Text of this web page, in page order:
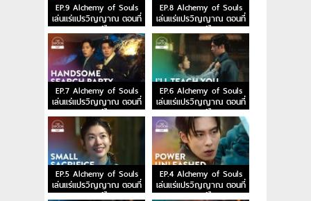
EP.9 Alchemy of Souls
เล่นแร่แปรวิญญาณ ตอนที่
9 พากย์ไทย
EP.8 Alchemy of Souls
เล่นแร่แปรวิญญาณ ตอนที่
8 พากย์ไทย
EP.7 Alchemy of Souls
เล่นแร่แปรวิญญาณ ตอนที่
7 พากย์ไทย
EP.6 Alchemy of Souls
เล่นแร่แปรวิญญาณ ตอนที่
6 พากย์ไทย
EP.5 Alchemy of Souls
เล่นแร่แปรวิญญาณ ตอนที่
5 พากย์ไทย
EP.4 Alchemy of Souls
เล่นแร่แปรวิญญาณ ตอนที่
4 พากย์ไทย